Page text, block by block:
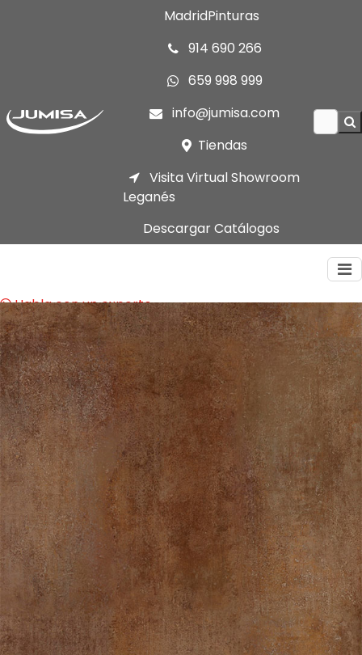
MadridPinturas
914 690 266
659 998 999
info@jumisa.com
Tiendas
Visita Virtual Showroom
Leganés
Descargar Catálogos
Habla con un experto